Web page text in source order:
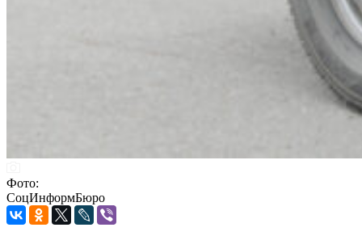
Фото:
СоцИнформБюро